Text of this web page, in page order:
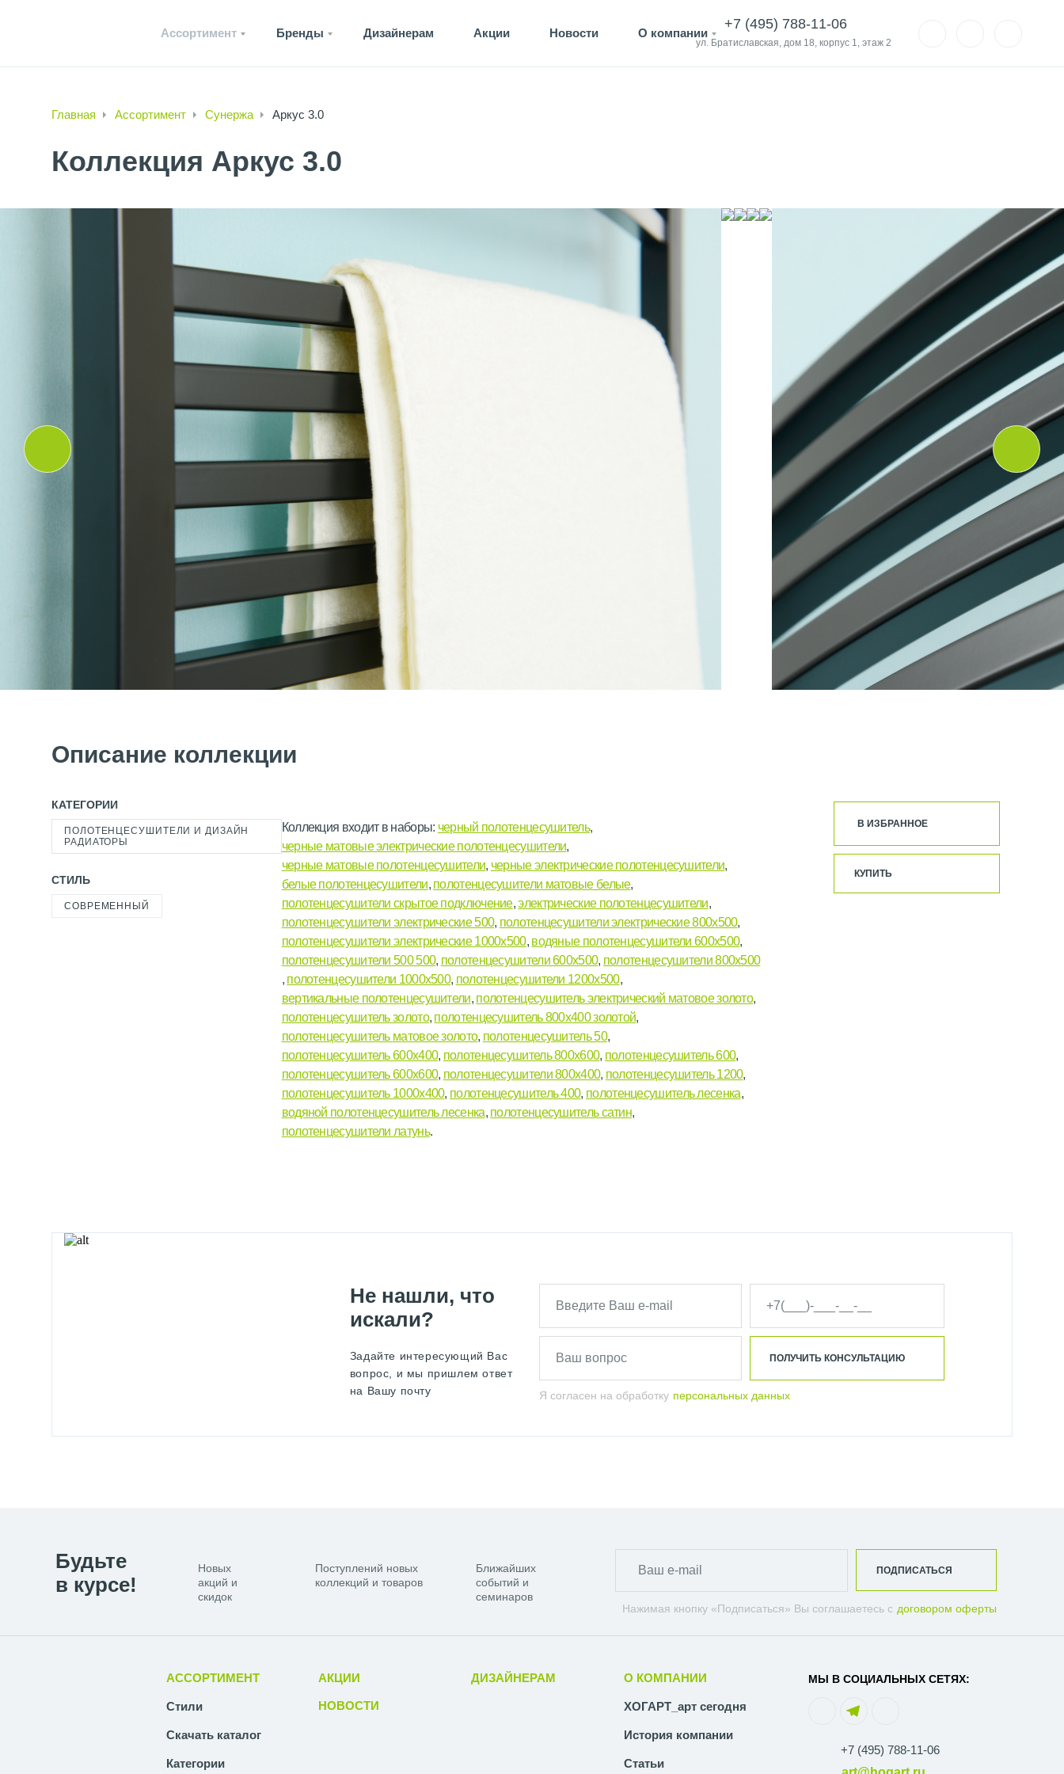
Ассортимент Бренды Дизайнерам Акции Новости О компании
+7 (495) 788-11-06
ул. Братиславская, дом 18, корпус 1, этаж 2
Главная Ассортимент Сунержа Аркус 3.0
Коллекция Аркус 3.0
Описание коллекции
КАТЕГОРИИ
ПОЛОТЕНЦЕСУШИТЕЛИ И ДИЗАЙН
РАДИАТОРЫ
СТИЛЬ
СОВРЕМЕННЫЙ
Коллекция входит в наборы: черный полотенцесушитель,
черные матовые электрические полотенцесушители,
черные матовые полотенцесушители, черные электрические полотенцесушители,
белые полотенцесушители, полотенцесушители матовые белые,
полотенцесушители скрытое подключение,электрические полотенцесушители,
полотенцесушители электрические 500, полотенцесушители электрические 800х500,
полотенцесушители электрические 1000х500, водяные полотенцесушители 600х500,
полотенцесушители 500 500, полотенцесушители 600х500, полотенцесушители 800х500
, полотенцесушители 1000х500, полотенцесушители 1200х500,
вертикальные полотенцесушители, полотенцесушитель электрический матовое золото,
полотенцесушитель золото, полотенцесушитель 800х400 золотой,
полотенцесушитель матовое золото, полотенцесушитель 50,
полотенцесушитель 600х400, полотенцесушитель 800х600, полотенцесушитель 600,
полотенцесушитель 600х600, полотенцесушители 800х400, полотенцесушитель 1200,
полотенцесушитель 1000х400, полотенцесушитель 400, полотенцесушитель лесенка,
водяной полотенцесушитель лесенка, полотенцесушитель сатин,
полотенцесушители латунь.
В ИЗБРАННОЕ
КУПИТЬ
Не нашли, что
искали?
Задайте интересующий Вас
вопрос, и мы пришлем ответ
на Вашу почту
Я согласен на обработку персональных данных
ПОЛУЧИТЬ КОНСУЛЬТАЦИЮ
Будьте
в курсе!
Новых
акций и
скидок
Поступлений новых
коллекций и товаров
Ближайших
событий и
семинаров
Нажимая кнопку «Подписаться» Вы соглашаетесь с договором оферты
ПОДПИСАТЬСЯ
АССОРТИМЕНТ
Стили
Скачать каталог
Категории
АКЦИИ
НОВОСТИ
ДИЗАЙНЕРАМ О КОМПАНИИ
ХОГАРТ_арт сегодня
История компании
Статьи
МЫ В СОЦИАЛЬНЫХ СЕТЯХ:
+7 (495) 788-11-06